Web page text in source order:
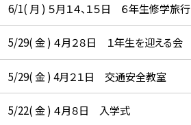
6/1( 月 ) ５月１４、１５日 ６年生修学旅行
5/29( 金 ) ４月２８日 １年生を迎える会
5/29( 金 ) 4月２１日 交通安全教室
5/22( 金 ) ４月８日 入学式